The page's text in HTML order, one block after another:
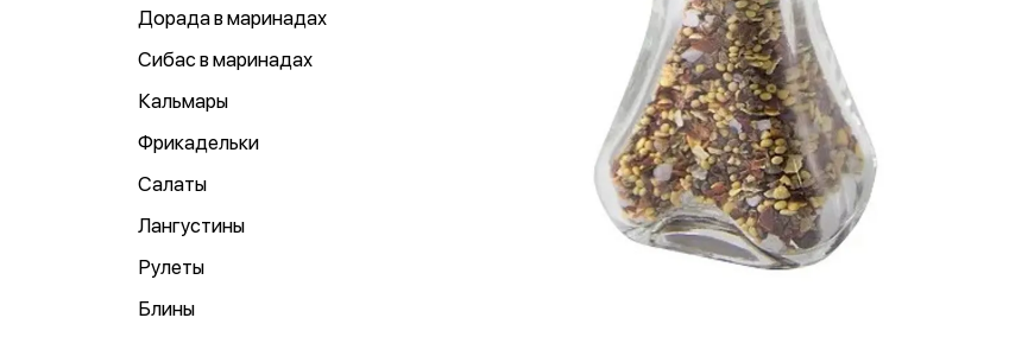
Дорада в маринадах
Сибас в маринадах
Кальмары
Фрикадельки
Салаты
Лангустины
Рулеты
Блины